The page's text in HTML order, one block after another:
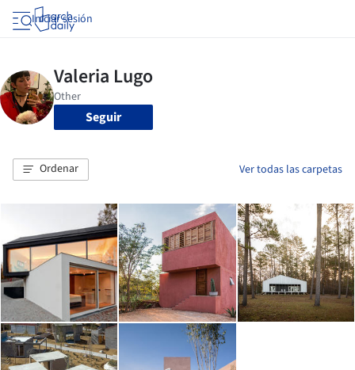
Iniciar sesión
Seguir
Ordenar Ver todas las carpetas